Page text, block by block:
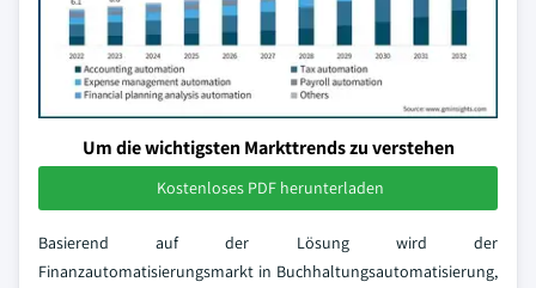
Um die wichtigsten Markttrends zu verstehen
Kostenloses PDF herunterladen
Basierend auf der Lösung wird der
Finanzautomatisierungsmarkt in Buchhaltungsautomatisierung,